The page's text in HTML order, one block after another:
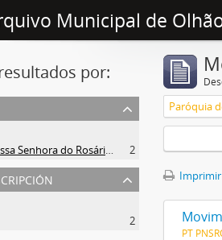
Municipal de
por:
Paróquia de Nossa Senhora do Rosário de Olhão
2
2
PT